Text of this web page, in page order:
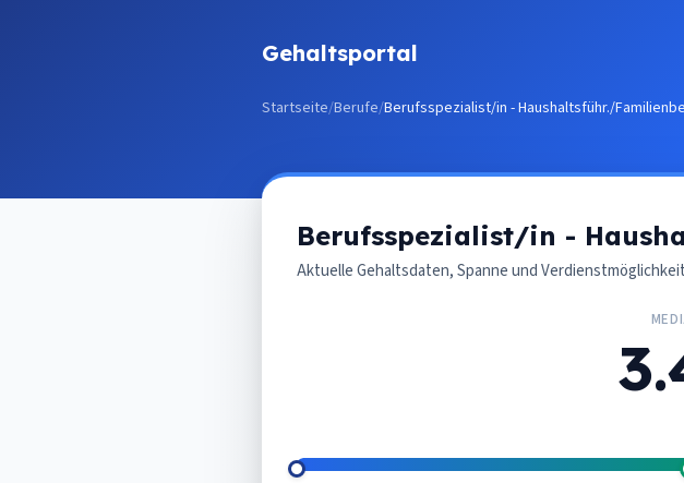
Gehaltsportal
Startseite/Berufe/Berufsspezialist/in - Haushaltsführ./
Berufsspezialist/in -
Aktuelle Gehaltsdaten, Spanne und